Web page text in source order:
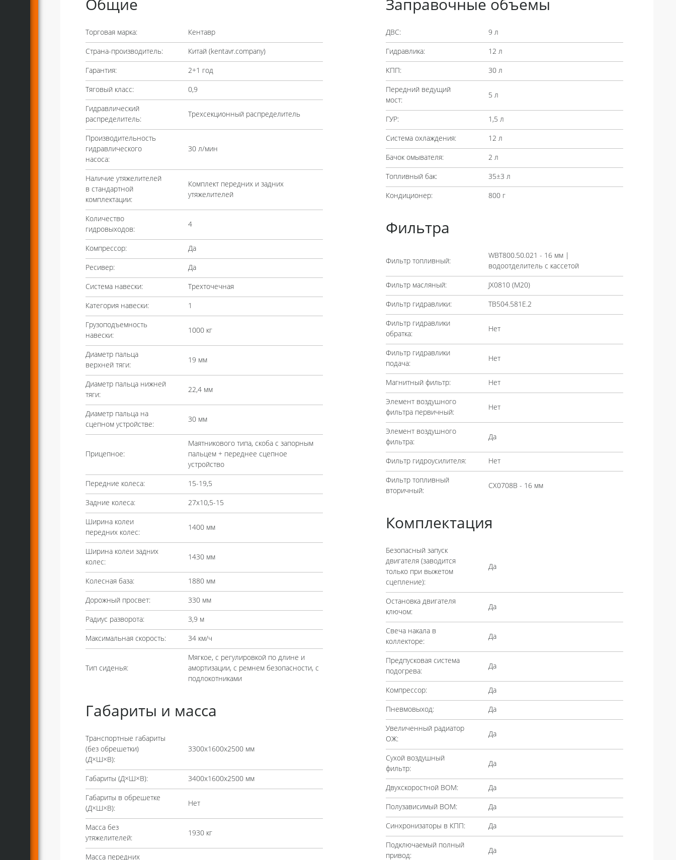
Общие
Торговая марка: Кентавр
Страна-производитель: Китай ( kentavr.company)
Гарантия: 2+1 год
Тяговый класс: 0,9
Гидравлический
распределитель:
Трехсекционный распределитель
Производительность
гидравлического
насоса:
30 л/мин
Наличие утяжелителей
в стандартной
комплектации:
Комплект передних и задних
утяжелителей
Количество
гидровыходов:
4
Компрессор: Да
Ресивер: Да
Система навески: Трехточечная
Категория навески: 1
Грузоподъемность
навески:
1000 кг
Диаметр пальца
верхней тяги:
19 мм
Диаметр пальца нижней
тяги:
22,4 мм
Диаметр пальца на
сцепном устройстве:
30 мм
Прицепное:
Маятникового типа, скоба с запорным
пальцем + переднее сцепное
устройство
Передние колеса: 15-19,5
Задние колеса: 27х10,5-15
Ширина колеи
передних колес:
1400 мм
Ширина колеи задних
колес:
1430 мм
Колесная база: 1880 мм
Дорожный просвет: 330 мм
Радиус разворота: 3,9 м
Максимальная скорость: 34 км/ч
Тип сиденья:
Мягкое, с регулировкой по длине и
амортизации, с ремнем безопасности, с
подлокотниками
Габариты и масса
Транспортные габариты
(без обрешетки)
(Д×Ш×В):
3300х1600х2500 мм
Габариты (Д×Ш×В): 3400х1600х2500 мм
Габариты в обрешетке
(Д×Ш×В):
Нет
Масса без
утяжелителей:
1930 кг
Масса передних
Заправочные объемы
ДВС: 9 л
Гидравлика: 12 л
КПП: 30 л
Передний ведущий
мост:
5 л
ГУР: 1,5 л
Система охлаждения: 12 л
Бачок омывателя: 2 л
Топливный бак: 35±3 л
Кондиционер: 800 г
Фильтра
Фильтр топливный:
WBT800.50.021 - 16 мм |
водоотделитель с кассетой
Фильтр масляный: JX0810 (М20)
Фильтр гидравлики: TB504.581E.2
Фильтр гидравлики
обратка:
Нет
Фильтр гидравлики
подача:
Нет
Магнитный фильтр: Нет
Элемент воздушного
фильтра первичный:
Нет
Элемент воздушного
фильтра:
Да
Фильтр гидроусилителя: Нет
Фильтр топливный
вторичный:
CX0708B - 16 мм
Комплектация
Безопасный запуск
двигателя (заводится
только при выжетом
сцепление):
Да
Остановка двигателя
ключом:
Да
Свеча накала в
коллекторе:
Да
Предпусковая система
подогрева:
Да
Компрессор: Да
Пневмовыход: Да
Увеличенный радиатор
ОЖ:
Да
Сухой воздушный
фильтр:
Да
Двухскоростной ВОМ: Да
Полузависимый ВОМ: Да
Синхронизаторы в КПП: Да
Подключаемый полный
привод:
Да